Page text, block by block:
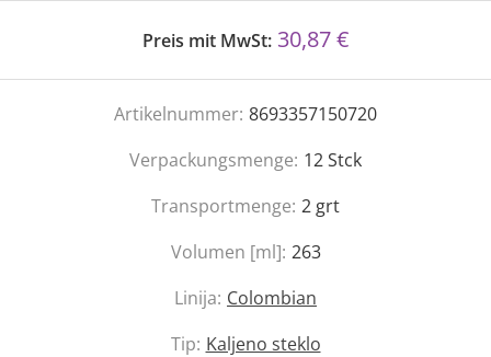
Preis mit MwSt: 30,87 €
Artikelnummer: 8693357150720
Verpackungsmenge: 12Stck
Transportmenge: 2 grt
Volumen [ml]: 263
Linija: Colombian
Tip: Kaljeno steklo